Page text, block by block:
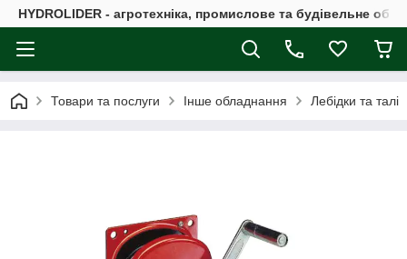
HYDROLIDER - агротехніка, промислове та будівельне
Товари та послуги Інше обладнання Лебідки та талі